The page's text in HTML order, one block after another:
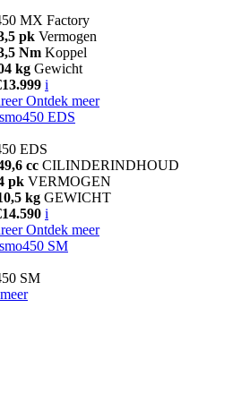
MX Factory
pk Vermogen
Nm Koppel
kg Gewicht
i
Ontdek meer
EDS
EDS
cc CILINDERINDHOUD
pk VERMOGEN
kg GEWICHT
i
Ontdek meer
SM
SM